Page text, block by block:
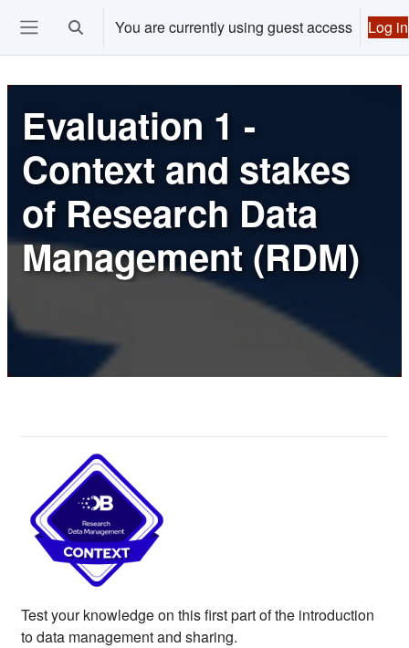
Toggle search input
You are currently using guest access Log in
Evaluation 1 -
Context and stakes
of Research Data
Management (RDM)
Test your knowledge on this first part of the introduction
to data management and sharing.